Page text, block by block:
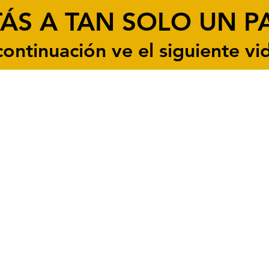
A TAN SOLO UN
ve el siguiente